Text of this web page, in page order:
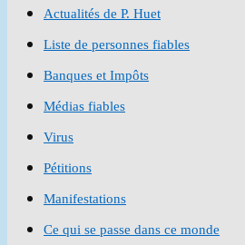
Actualités de P. Huet
Liste de personnes fiables
Banques et Impôts
Médias fiables
Virus
Pétitions
Manifestations
Ce qui se passe dans ce monde